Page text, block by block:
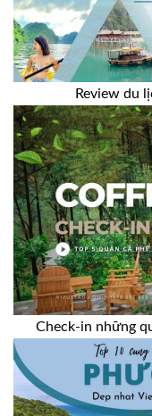
Review du
Check-in những